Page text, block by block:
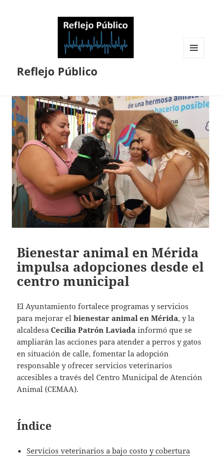
Reflejo Público
Bienestar animal en Mérida
impulsa adopciones desde el
centro municipal
El Ayuntamiento fortalece programas y servicios
para mejorar elbienestar animal en Mérida, y la
alcaldesaCecilia Patrón Laviada informó que se
ampliarán las acciones para atender a perros y gatos
en situación de calle, fomentar la adopción
responsable y ofrecer servicios veterinarios
accesibles a través del Centro Municipal de Atención
Animal (CEMAA).
Índice
Servicios veterinarios a bajo costo y cobertura